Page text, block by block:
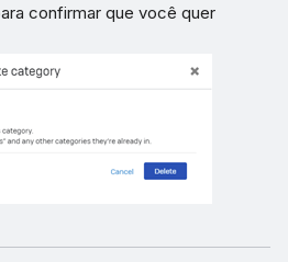
confirmar que você quer